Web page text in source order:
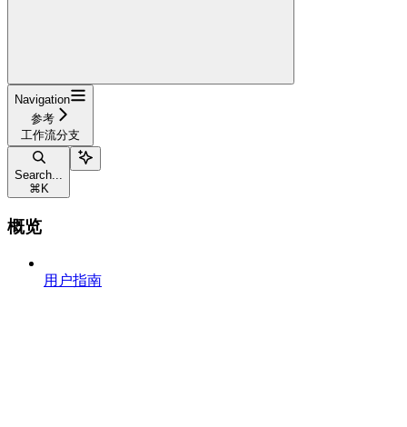
Navigation
参考
工作流分支
Search...
⌘ K
概览
用户指南